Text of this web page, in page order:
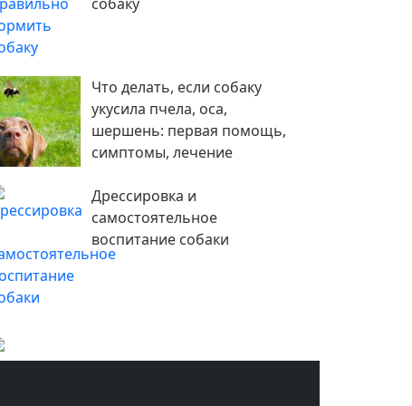
Что делать, если собаку
укусила пчела, оса,
шершень: первая помощь,
симптомы, лечение
Дрессировка и
самостоятельное
воспитание собаки